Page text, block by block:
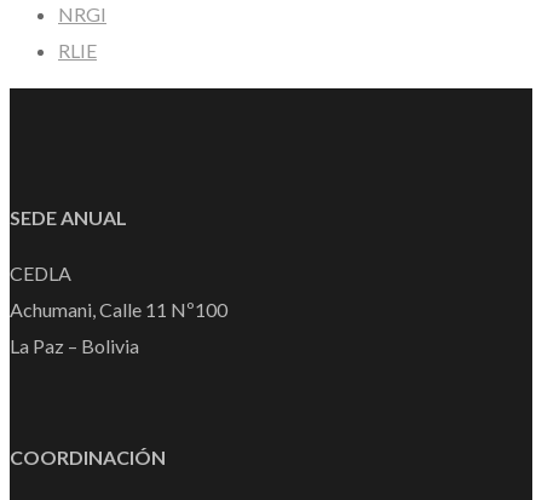
NRGI
RLIE
SEDE ANUAL
CEDLA
Achumani, Calle 11 Nº100
La Paz – Bolivia
COORDINACIÓN